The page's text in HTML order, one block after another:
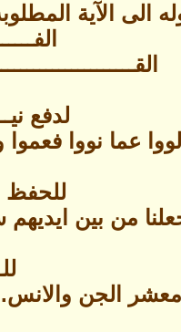
والتي تكرر(70) مرة
لدفع
لووا عما نووا
للحفظ
من بين
معشر الجن